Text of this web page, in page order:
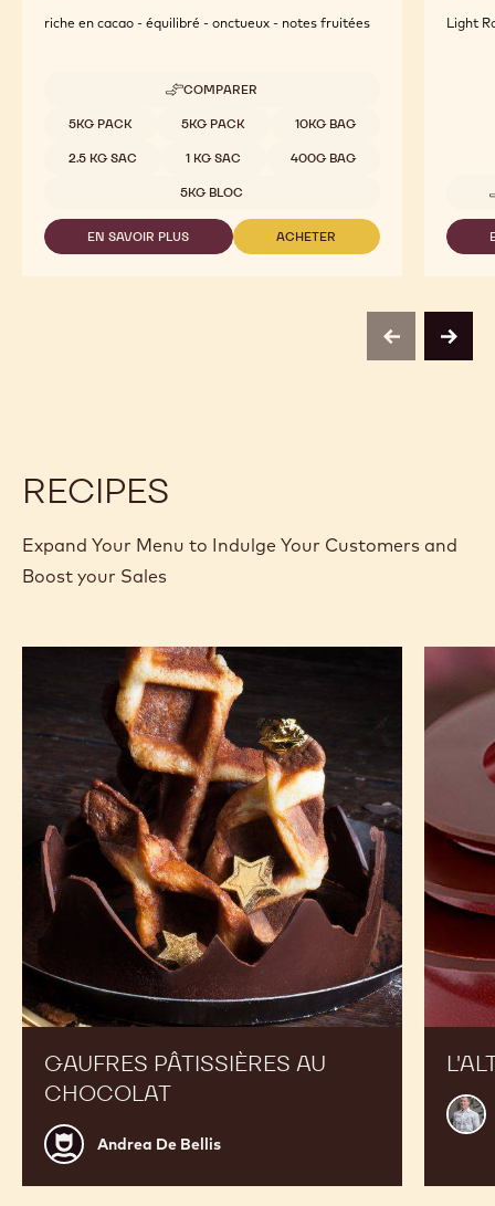
riche en cacao - équilibré - onctueux - notes fruitées
COMPARER
-
Tailles disponibles
5KG PACK 5KG PACK 10KG BAG
2.5 KG SAC 1 KG SAC 400G BAG
5KG BLOC
EN SAVOIR PLUS
-
ACHETER
-
Light
previousnext
RECIPES
Expand Your Menu to Indulge Your Customers and
Boost your Sales
GAUFRES PÂTISSIÈRES AU
CHOCOLAT
Andrea
De
Bellis
Andrea De Bellis
pâtissières
chocolat
Diez